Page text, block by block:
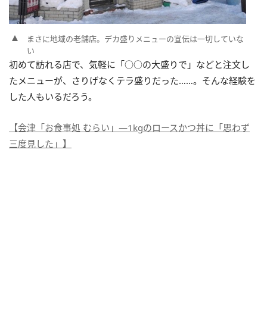
まさに地域の老舗店。デカ盛りメニューの宣伝は一切していな
い
初めて訪れる店で、気軽に「○○の大盛りで」などと注文し
たメニューが、さりげなくテラ盛りだった……。そんな経験を
した人もいるだろう。
【会津「お食事処 むらい」―1kgのロースかつ丼に「思わず
三度見した」】